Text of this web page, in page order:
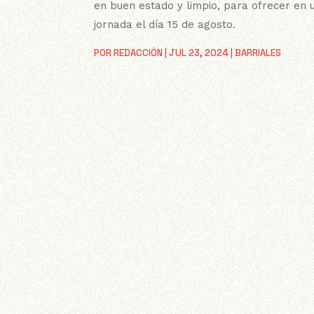
PORREDACCIÓN |JUL 23, 2024 |BARRIALES
en buen estado y limpio, para ofrecer en
jornada el día 15 de agosto.